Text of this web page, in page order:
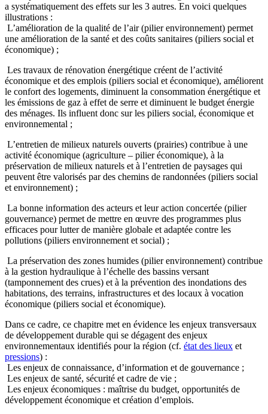
a systématiquement des effets sur les 3 autres. En voici quelques
illustrations :
L’amélioration de la qualité de l’air (pilier environnement) permet
une amélioration de la santé et des coûts sanitaires (piliers social et
économique) ;
Les travaux de rénovation énergétique créent de l’activité
économique et des emplois (piliers social et économique), améliorent
le confort des logements, diminuent la consommation énergétique et
les émissions de gaz à effet de serre et diminuent le budget énergie
des ménages. Ils influent donc sur les piliers social, économique et
environnemental ;
L’entretien de milieux naturels ouverts (prairies) contribue à une
activité économique (agriculture – pilier économique), à la
préservation de milieux naturels et à l’entretien de paysages qui
peuvent être valorisés par des chemins de randonnées (piliers social
et environnement) ;
La bonne information des acteurs et leur action concertée (pilier
gouvernance) permet de mettre en œuvre des programmes plus
efficaces pour lutter de manière globale et adaptée contre les
pollutions (piliers environnement et social) ;
La préservation des zones humides (pilier environnement) contribue
à la gestion hydraulique à l’échelle des bassins versant
(tamponnement des crues) et à la prévention des inondations des
habitations, des terrains, infrastructures et des locaux à vocation
économique (piliers social et économique).
Dans ce cadre, ce chapitre met en évidence les enjeux transversaux
de développement durable qui se dégagent des enjeux
environnementaux identifiés pour la région (cf. état des lieux et
pressions) :
Les enjeux de connaissance, d’information et de gouvernance ;
Les enjeux de santé, sécurité et cadre de vie ;
Les enjeux économiques : maîtrise du budget, opportunités de
développement économique et création d’emplois.